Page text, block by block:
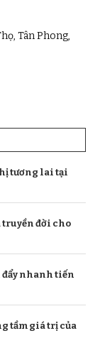
Tân Phong,
tương lai tại
truyền đời cho
đẩy nhanh tiến
tầm giá trị của